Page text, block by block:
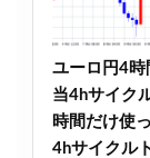
ユーロ円4時
当4hサイク
時間だけ使
4hサイクル